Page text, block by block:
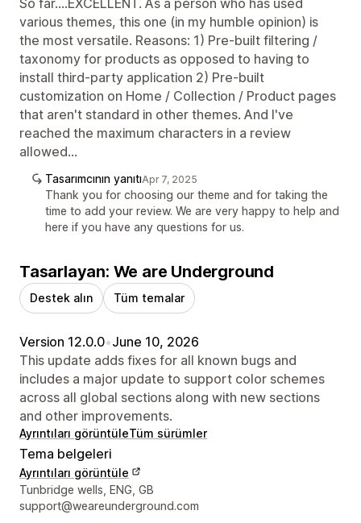
various themes, this one (in my humble opinion) is
the most versatile. Reasons: 1) Pre-built filtering /
taxonomy for products as opposed to having to
install third-party application 2) Pre-built
customization on Home / Collection / Product pages
that aren't standard in other themes. And I've
reached the maximum characters in a review
allowed...
Tasarımcının yanıtıApr 7, 2025
Thank you for choosing our theme and for taking the
time to add your review. We are very happy to help and
here if you have any questions for us.
Tasarlayan: We are Underground
Destek alın Tüm temalar
Version 12.0.0•June 10, 2026
This update adds fixes for all known bugs and
includes a major update to support color schemes
across all global sections along with new sections
and other improvements.
Ayrıntıları görüntüleTüm sürümler
Tema belgeleri
Ayrıntıları görüntüle
Tasarımcı iletişim bilgileri
Tunbridge wells, ENG, GB
support@weareunderground.com